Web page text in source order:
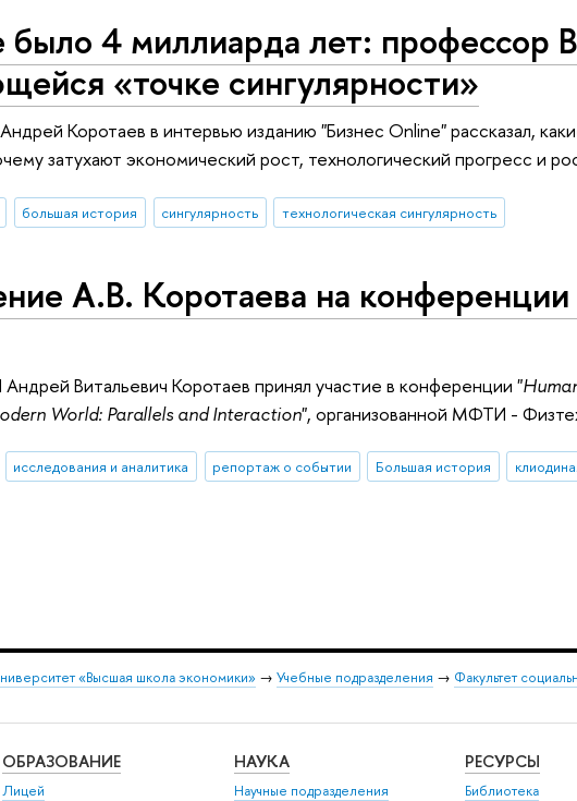
было 4 миллиарда лет:
«точке сингулярности»
Коротаев в интервью изданию "Бизнес Online" рассказал,
затухают экономический рост, технологический прогресс и
большая история сингулярность технологическая сингулярность
А.В. Коротаева на
Витальевич Коротаев принял участие в конференции "
World: Parallels and Interaction", организованной МФТИ -
исследования и аналитика репортаж о событии Большая история
«Высшая школа экономики» → Учебные подразделения → Факультет
ОБРАЗОВАНИЕ
Лицей
НАУКА
Научные подразделения
РЕСУРСЫ
Библиотека